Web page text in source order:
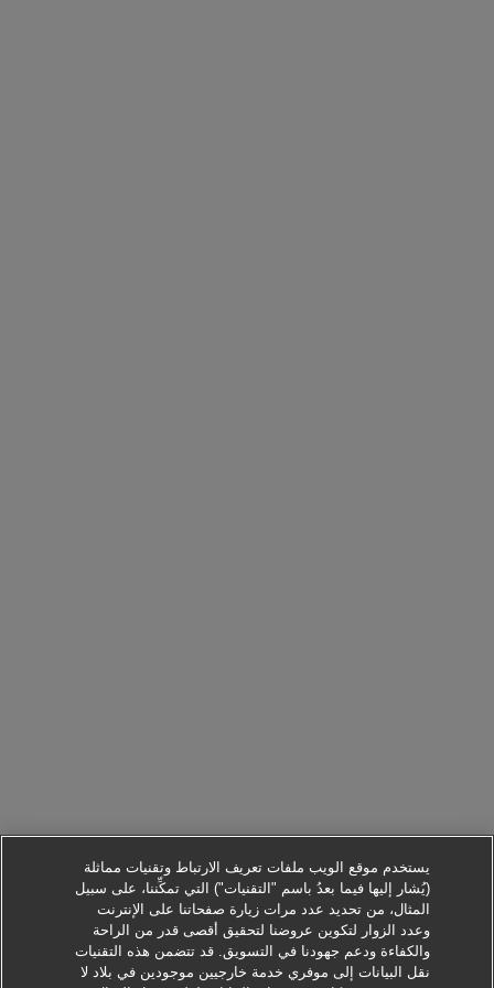
يستخدم موقع الويب ملفات تعريف الارتباط وتقنيات مماثلة
(يُشار إليها فيما بعدُ باسم "التقنيات") التي تمكِّننا، على سبيل
المثال، من تحديد عدد مرات زيارة صفحاتنا على الإنترنت
وعدد الزوار لتكوين عروضنا لتحقيق أقصى قدر من الراحة
والكفاءة ودعم جهودنا في التسويق. قد تتضمن هذه التقنيات
نقل البيانات إلى موفري خدمة خارجيين موجودين في بلاد لا